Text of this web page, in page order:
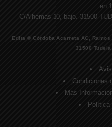
en
C/Alhemas 10, bajo. 31500
Edita © Córdoba Acarreta AC, Ramos
31500
Condiciones
Más
Política